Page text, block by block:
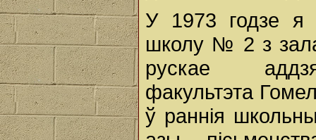
У 1973 годзе я
школу № 2 з
рускае
факультэта
ў раннія